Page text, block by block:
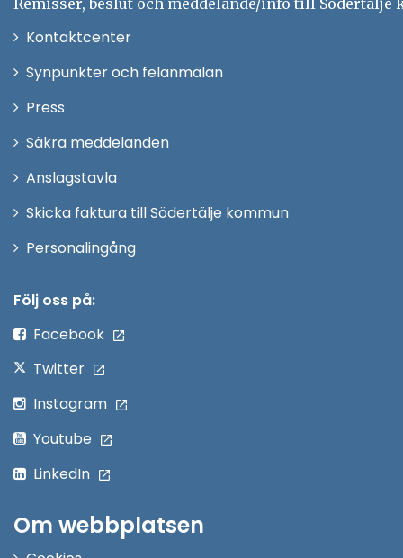
Remisser, beslut och meddelande/info till
KontaktcenterÖppna
Synpunkter och felanmälan
Press
fönster
Säkra meddelanden
Anslagstavla
Skicka faktura till Södertälje kommun
PersonalingångÖppna
Följ oss på:
Facebook
Twitter
Instagram
Youtube
LinkedIn
Om webbplatsen